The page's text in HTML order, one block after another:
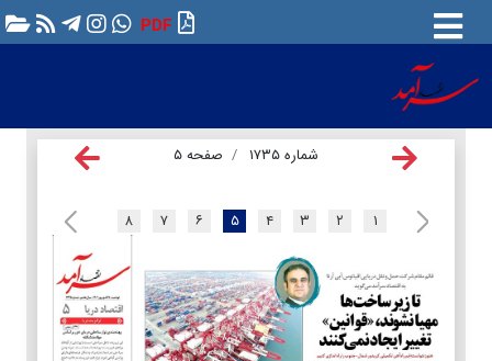
PDF
شماره ۱۷۳۵ صفحه ۵
۱ ۲ ۳ ۴ ۵ ۶ ۷ ۸